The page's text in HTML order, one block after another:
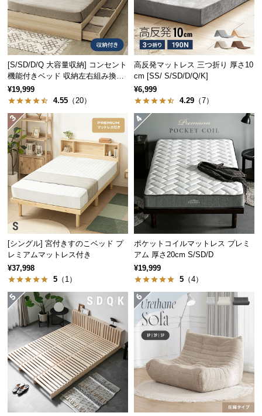
中
型
商
品
配
送
に
つ
い
て
小
型
品
の
配
送
つ
て
開
梱
設
置
サ
ー
[S/SD/D/Q 大容量収納] コンセント
機能付きベッド 収納左右組み換え
可能
¥19,999
4.55 （20）
高反発マットレス 三つ折り 厚さ10
cm [SS/ S/SD/D/Q/K]
¥6,999
4.29 （7）
[シングル] 宮付きすのこベッド プ
レミアムマットレス付き
¥37,998
5 （1）
ポケットコイルマットレス プレミ
アム 厚さ20cm S/SD/D
¥19,999
5 （4）